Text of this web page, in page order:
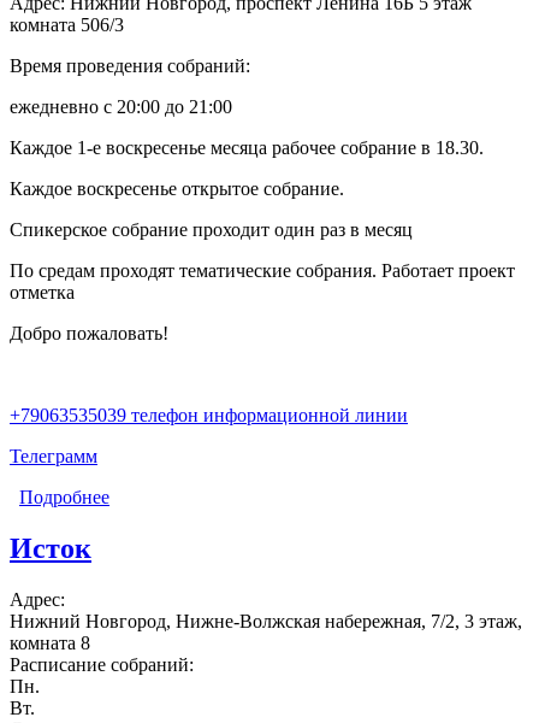
комната 506/3
Время проведения собраний:
ежедневно с 20:00 до 21:00
Каждое 1-е воскресенье месяца рабочее собрание в 18.30.
Каждое воскресенье открытое собрание.
Спикерское собрание проходит один раз в месяц
По средам проходят тематические собрания. Работает проект
отметка
Добро пожаловать!
+79063535039 телефон информационной линии
Телеграмм
Подробнее
Исток
Адрес:
Нижний Новгород, Нижне-Волжская набережная, 7/2, 3 этаж,
комната 8
Расписание собраний:
Пн.
Вт.